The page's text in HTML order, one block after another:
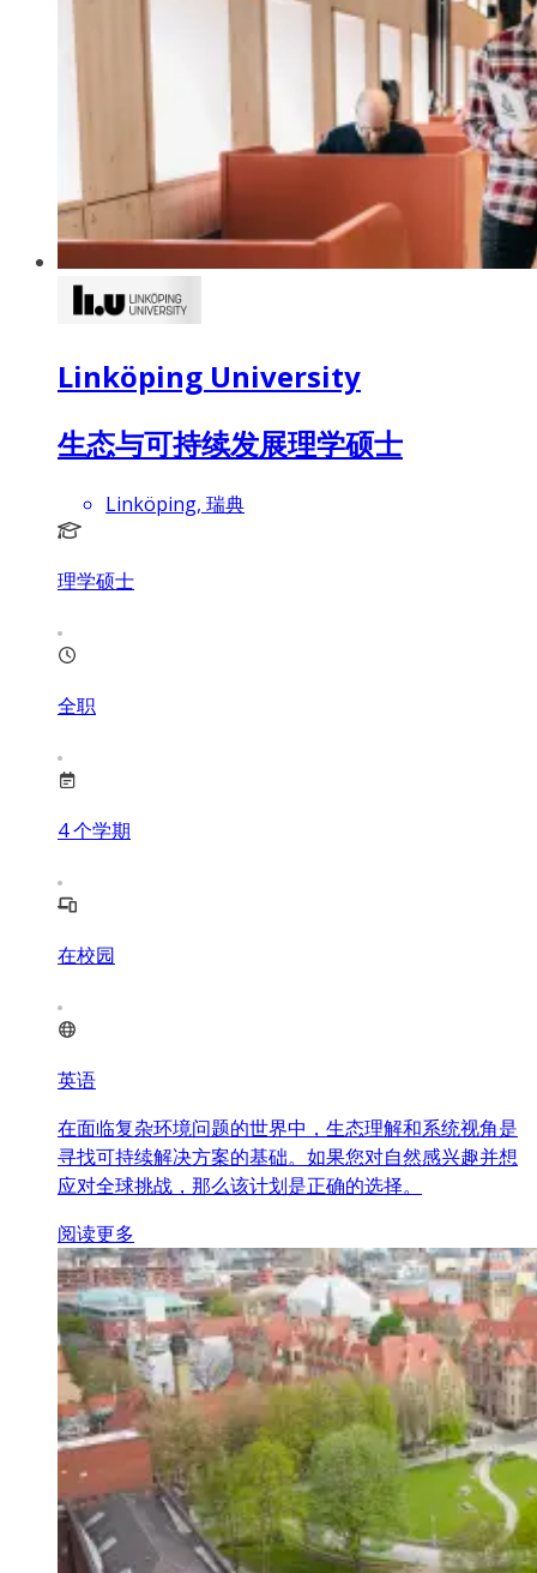
Linköping University
生态与可持续发展理学硕士
Linköping, 瑞典
理学硕士
全职
4个学期
在校园
英语
在面临复杂环境问题的世界中，生态理解和系统视角是
寻找可持续解决方案的基础。如果您对自然感兴趣并想
应对全球挑战，那么该计划是正确的选择。
阅读更多